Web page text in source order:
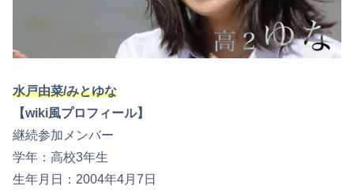
水戸由菜/みとゆな
【wiki風プロフィール】
継続参加メンバー
学年：高校3年生
生年月日：2004年4月7日